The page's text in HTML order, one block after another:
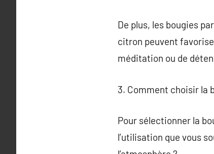
De plus, les bougies
citron peuvent
méditation ou de
3. Comment choisir la
Pour sélectionner la
l’utilisation que vous